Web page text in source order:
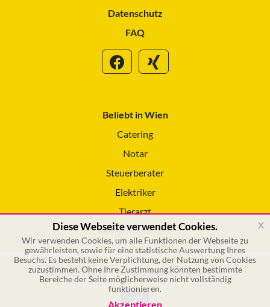
Datenschutz
FAQ
Beliebt in Wien
Catering
Notar
Steuerberater
Elektriker
Tierarzt
Reinigungsservice
© 2026 GSOL – Online Marketing GmbH
Diese Webseite verwendet Cookies.
Wir verwenden Cookies, um alle Funktionen der Webseite zu
gewährleisten, sowie für eine statistische Auswertung Ihres
Besuchs. Es besteht keine Verplichtung, der Nutzung von Cookies
zuzustimmen. Ohne Ihre Zustimmung könnten bestimmte
Bereiche der Seite möglicherweise nicht vollständig
funktionieren.
Akzeptieren
x